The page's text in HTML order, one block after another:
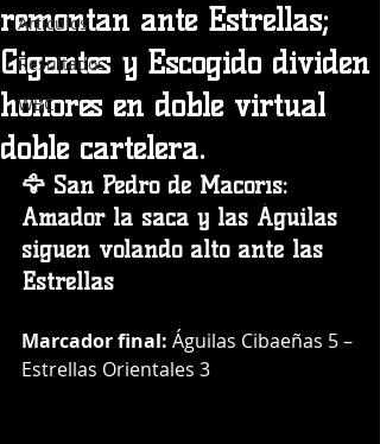
Articulos
Resultados
WBC
remontan ante Estrellas;
Gigantes y Escogido dividen
honores en doble virtual
doble cartelera.
🦅 San Pedro de Macorís:
Amador la saca y las Águilas
siguen volando alto ante las
Estrellas
Marcador final: Águilas Cibaeñas 5 –
Estrellas Orientales 3